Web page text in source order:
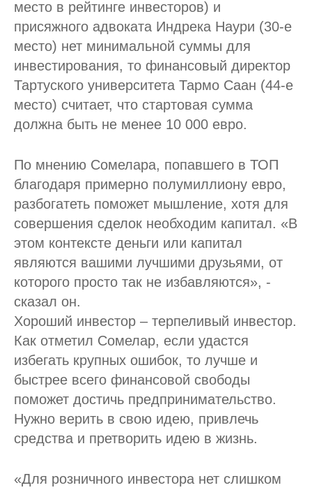
место в рейтинге инвесторов) и
присяжного адвоката Индрека Наури (30-е
место) нет минимальной суммы для
инвестирования, то финансовый директор
Тартуского университета Тармо Саан (44-е
место) считает, что стартовая сумма
должна быть не менее 10 000 евро.
По мнению Сомелара, попавшего в ТОП
благодаря примерно полумиллиону евро,
разбогатеть поможет мышление, хотя для
совершения сделок необходим капитал. «В
этом контексте деньги или капитал
являются вашими лучшими друзьями, от
которого просто так не избавляются», -
сказал он.
Хороший инвестор – терпеливый инвестор.
Как отметил Сомелар, если удастся
избегать крупных ошибок, то лучше и
быстрее всего финансовой свободы
поможет достичь предпринимательство.
Нужно верить в свою идею, привлечь
средства и претворить идею в жизнь.
«Для розничного инвестора нет слишком